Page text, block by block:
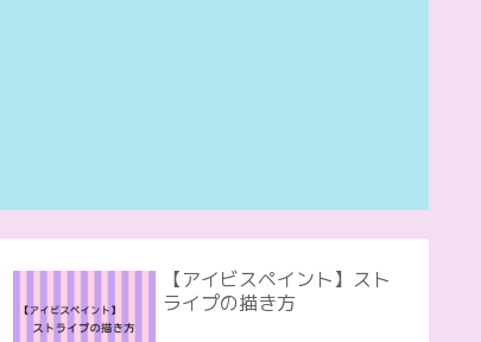
【アイビスペイント】スト
ライプの描き方